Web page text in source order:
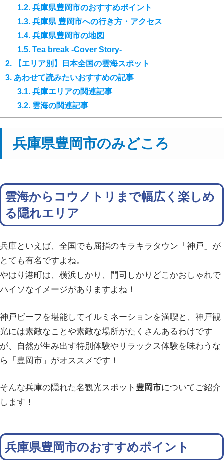
1.2. 兵庫県豊岡市のおすすめポイント
1.3. 兵庫県 豊岡市への行き方・アクセス
1.4. 兵庫県豊岡市の地図
1.5. Tea break -Cover Story-
2. 【エリア別】日本全国の雲海スポット
3. あわせて読みたいおすすめの記事
3.1. 兵庫エリアの関連記事
3.2. 雲海の関連記事
兵庫県豊岡市のみどころ
雲海からコウノトリまで幅広く楽しめ
る隠れエリア
兵庫といえば、全国でも屈指のキラキラタウン「神戸」が
とても有名ですよね。
やはり港町は、横浜しかり、門司しかりどこかおしゃれで
ハイソなイメージがありますよね！
神戸ビーフを堪能してイルミネーションを満喫と、神戸観
光には素敵なことや素敵な場所がたくさんあるわけです
が、自然が生み出す特別体験やリラックス体験を味わうな
ら「豊岡市」がオススメです！
そんな兵庫の隠れた名観光スポット 豊岡市についてご紹介
します！
兵庫県豊岡市のおすすめポイント